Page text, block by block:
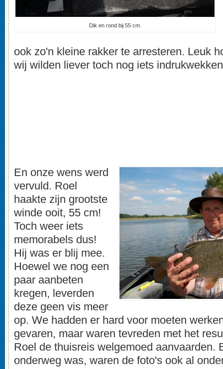
Dik en rond bij 55 cm.
ook zo'n kleine rakker te arresteren. Leuk
wij wilden liever toch nog iets
En onze wens werd
vervuld. Roel
haakte zijn grootste
winde ooit, 55 cm!
Toch weer iets
memorabels dus!
Hij was er blij mee.
Hoewel we nog een
paar aanbeten
kregen, leverden
deze geen vis meer
op. We hadden er hard voor moeten
gevaren, maar waren tevreden met het
Roel de thuisreis welgemoed aanvaarden.
onderweg was, waren de foto's ook al